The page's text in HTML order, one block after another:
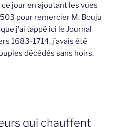
jour en ajoutant les vues
pour remercier M. Bouju
j’ai tappé ici le Journal
1683-1714, j’avais été
décédés sans hoirs.
qui chauffent